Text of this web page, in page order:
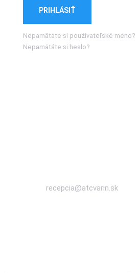
PRIHLÁSIŤ
Nepamätáte si používateľské meno?
Nepamätáte si heslo?
recepcia@atcvarin.sk